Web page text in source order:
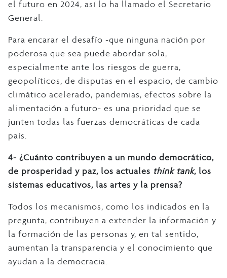
el futuro en 2024, así lo ha llamado el Secretario
General.
Para encarar el desafío -que ninguna nación por
poderosa que sea puede abordar sola,
especialmente ante los riesgos de guerra,
geopolíticos, de disputas en el espacio, de cambio
climático acelerado, pandemias, efectos sobre la
alimentación a futuro- es una prioridad que se
junten todas las fuerzas democráticas de cada
país.
4- ¿Cuánto contribuyen a un mundo democrático,
de prosperidad y paz, los actuales think tank, los
sistemas educativos, las artes y la prensa?
Todos los mecanismos, como los indicados en la
pregunta, contribuyen a extender la información y
la formación de las personas y, en tal sentido,
aumentan la transparencia y el conocimiento que
ayudan a la democracia.